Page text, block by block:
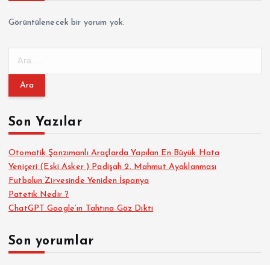
Görüntülenecek bir yorum yok.
m
:Son Yazılar
Otomatik Şanzımanlı Araçlarda Yapılan En Büyük Hata
Yeniçeri (Eski Asker ) Padişah 2. Mahmut Ayaklanması
Futbolun Zirvesinde Yeniden İspanya
Patetik Nedir ?
ChatGPT Google’ın Tahtına Göz Dikti
Son yorumlar